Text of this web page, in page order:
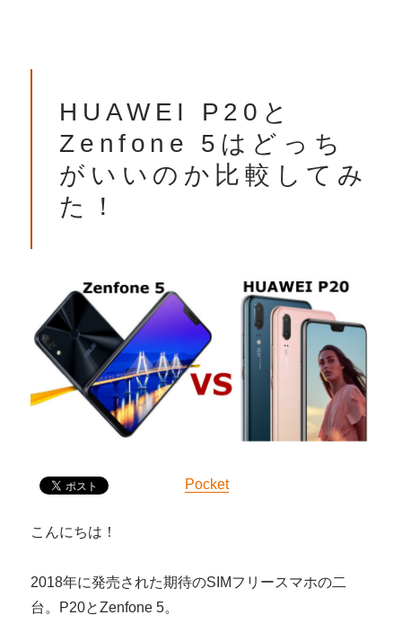
HUAWEI P20と
Zenfone 5はどっち
がいいのか比較してみ
た！
Pocket
こんにちは！
2018年に発売された期待のSIMフリースマホの二
台。P20とZenfone 5。